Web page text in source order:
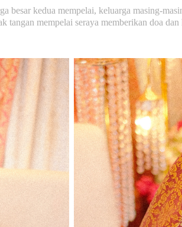
besar kedua mempelai, keluarga masing-
tangan mempelai seraya memberikan doa